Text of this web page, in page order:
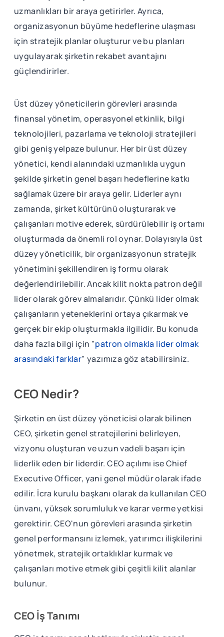
uzmanlıkları bir araya getirirler. Ayrıca,
organizasyonun büyüme hedeflerine ulaşması
için stratejik planlar oluşturur ve bu planları
uygulayarak şirketin rekabet avantajını
güçlendirirler.
Üst düzey yöneticilerin görevleri arasında
finansal yönetim, operasyonel etkinlik, bilgi
teknolojileri, pazarlama ve teknoloji stratejileri
gibi geniş yelpaze bulunur. Her bir üst düzey
yönetici, kendi alanındaki uzmanlıkla uygun
şekilde şirketin genel başarı hedeflerine katkı
sağlamak üzere bir araya gelir. Liderler aynı
zamanda, şirket kültürünü oluşturarak ve
çalışanları motive ederek, sürdürülebilir iş ortamı
oluşturmada da önemli rol oynar. Dolayısıyla üst
düzey yöneticilik, bir organizasyonun stratejik
yönetimini şekillendiren iş formu olarak
değerlendirilebilir. Ancak kilit nokta patron değil
lider olarak görev almalarıdır. Çünkü lider olmak
çalışanların yeteneklerini ortaya çıkarmak ve
gerçek bir ekip oluşturmakla ilgilidir. Bu konuda
daha fazla bilgi için "patron olmakla lider olmak
arasındaki farklar" yazımıza göz atabilirsiniz.
CEO Nedir?
Şirketin en üst düzey yöneticisi olarak bilinen
CEO, şirketin genel stratejilerini belirleyen,
vizyonu oluşturan ve uzun vadeli başarı için
liderlik eden bir liderdir. CEO açılımı ise Chief
Executive Officer, yani genel müdür olarak ifade
edilir. İcra kurulu başkanı olarak da kullanılan CEO
ünvanı, yüksek sorumluluk ve karar verme yetkisi
gerektirir. CEO'nun görevleri arasında şirketin
genel performansını izlemek, yatırımcı ilişkilerini
yönetmek, stratejik ortaklıklar kurmak ve
çalışanları motive etmek gibi çeşitli kilit alanlar
bulunur.
CEO İş Tanımı